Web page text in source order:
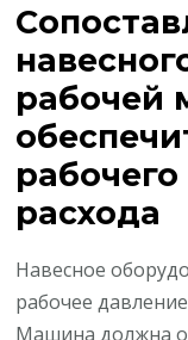
рабочей
расхода
Навесное
рабочее
Машина должна